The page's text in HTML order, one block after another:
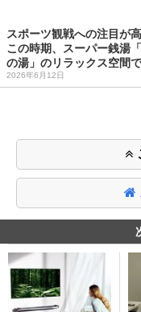
スポーツ観戦への注目が
この時期、スーパー銭湯
の湯」のリラックス空間
2026年6月12日